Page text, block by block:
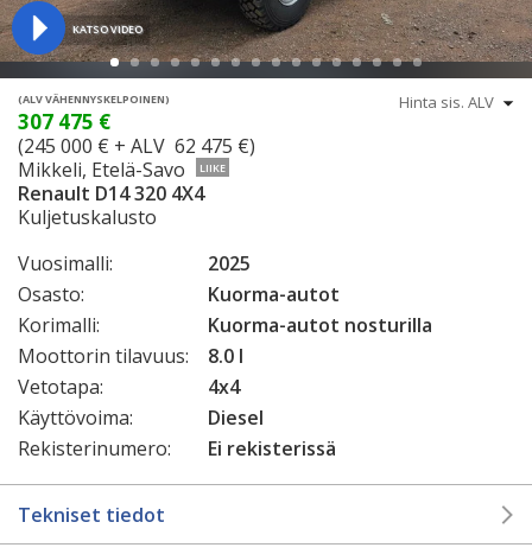
KATSO VIDEO
(ALV VÄHENNYSKELPOINEN)
307 475 €
(245 000 € + ALV 62 475 €)
Mikkeli, Etelä-Savo
LIIKE
Renault D14 320 4X4
Kuljetuskalusto
Vuosimalli:
2025
Osasto:
Kuorma-autot
Korimalli:
Kuorma-autot nosturilla
Moottorin tilavuus:
8.0 l
Vetotapa:
4x4
Käyttövoima:
Diesel
Rekisterinumero:
Ei rekisterissä
Tekniset tiedot